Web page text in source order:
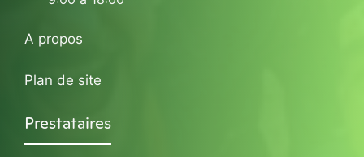
A propos
Plan de site
Prestataires